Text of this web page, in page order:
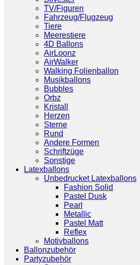
TV/Figuren
Fahrzeug/Flugzeug
Tiere
Meerestiere
4D Ballons
AirLoonz
AirWalker
Walking Folienballon
Musikballons
Bubbles
Orbz
Kristall
Herzen
Sterne
Rund
Andere Formen
Schriftzüge
Sonstige
Latexballons
Unbedrucket Latexballons
Fashion Solid
Pastel Dusk
Pearl
Metallic
Pastel Matt
Reflex
Motivballons
Ballonzubehör
Partyzubehör